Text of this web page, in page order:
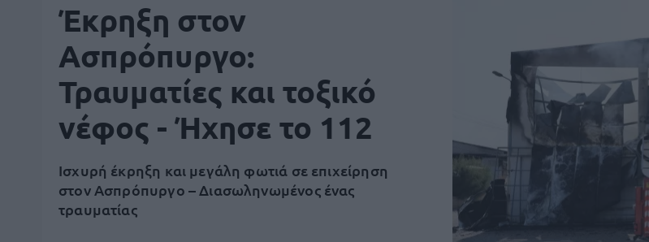
Έκρηξη στον
Ασπρόπυργο:
Τραυματίες και τοξικό
νέφος - Ήχησε το 112
Ισχυρή έκρηξη και μεγάλη φωτιά σε επιχείρηση
στον Ασπρόπυργο – Διασωληνωμένος ένας
τραυματίας